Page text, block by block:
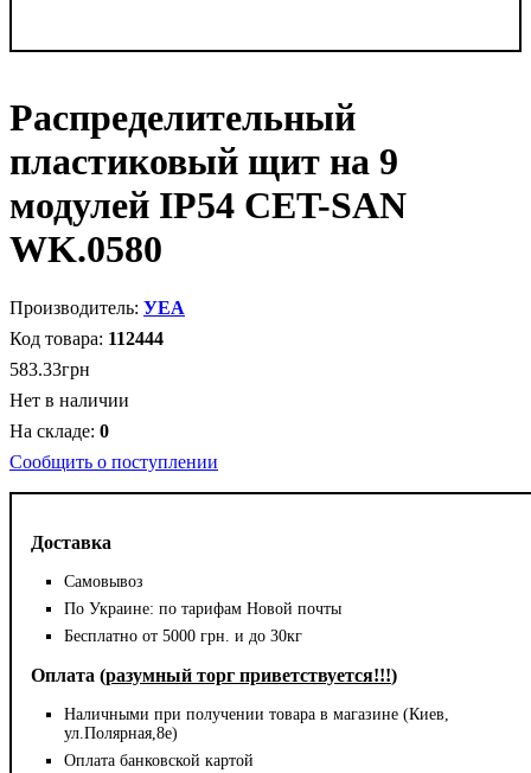
Распределительный
пластиковый щит на 9
модулей IP54 CET-SAN
WK.0580
Доставка
Самовывоз
По Украине: по тарифам Новой почты
Бесплатно от 5000 грн. и до 30кг
Оплата (разумный торг приветствуется!!!)
Наличными при получении товара в магазине (Киев,
ул.Полярная,8е)
Оплата банковской картой
УЕА
112444
583.33грн
Нет в наличии
0
Сообщить о поступлении